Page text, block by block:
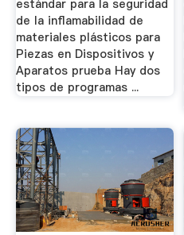
estándar para la seguridad
de la inflamabilidad de
materiales plásticos para
Piezas en Dispositivos y
Aparatos prueba Hay dos
tipos de programas ...